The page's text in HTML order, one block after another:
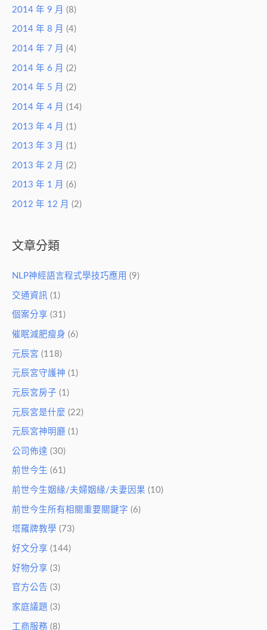
2014 年 9 月 (8)
2014 年 8 月 (4)
2014 年 7 月 (4)
2014 年 6 月 (2)
2014 年 5 月 (2)
2014 年 4 月 (14)
2013 年 4 月 (1)
2013 年 3 月 (1)
2013 年 2 月 (2)
2013 年 1 月 (6)
2012 年 12 月 (2)
文章分類
NLP神經語言程式學技巧應用 (9)
交通資訊 (1)
個案分享 (31)
催眠減肥瘦身 (6)
元辰宮 (118)
元辰宮守護神 (1)
元辰宮房子 (1)
元辰宮是什麼 (22)
元辰宮神明廳 (1)
公司佈達 (30)
前世今生 (61)
前世今生姻緣/夫婦姻緣/夫妻因果 (10)
前世今生所有相關重要關鍵字 (6)
塔羅牌教學 (73)
好文分享 (144)
好物分享 (3)
官方公告 (3)
家庭議題 (3)
工商服務 (8)